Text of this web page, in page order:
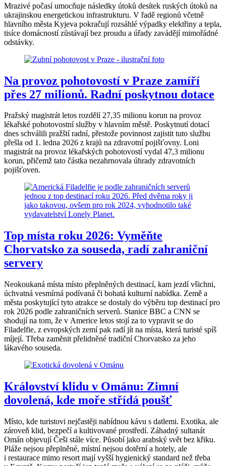
Mrazivé počasí umocňuje následky útoků desítek ruských útoků na
ukrajinskou energetickou infrastrukturu. V řadě regionů včetně
hlavního města Kyjeva pokračují rozsáhlé výpadky elektřiny a tepla,
tisíce domácností zůstávají bez proudu a úřady zavádějí mimořádné
odstávky.
Na provoz pohotovostí v Praze zamíří
přes 27 milionů. Radní poskytnou dotace
Pražský magistrát letos rozdělí 27,35 milionu korun na provoz
lékařské pohotovostní služby v hlavním městě. Poskytnutí dotací
dnes schválili pražští radní, přestože povinnost zajistit tuto službu
přešla od 1. ledna 2026 z krajů na zdravotní pojišťovny. Loni
magistrát na provoz lékařských pohotovostí vydal 47,3 milionu
korun, přičemž tato částka nezahrnovala úhrady zdravotních
pojišťoven.
Top místa roku 2026: Vyměňte
Chorvatsko za souseda, radí zahraniční
servery
Neokoukaná místa místo přeplněných destinací, kam jezdí všichni,
úchvatná vesmírná podívaná či bohatá kulturní nabídka. Země a
města poskytující tyto atrakce se dostaly do výběru top destinací pro
rok 2026 podle zahraničních serverů. Stanice BBC a CNN se
shodují na tom, že v Americe letos stojí za to vypravit se do
Filadelfie, z evropských zemí pak radí jít na místa, která turisté spíš
míjejí. Třeba zaměnit přelidněné tradiční Chorvatsko za jeho
lákavého souseda.
Království klidu v Ománu: Zimní
dovolená, kde moře střídá poušť
Místo, kde turistovi nejčastěji nabídnou kávu s datlemi. Exotika, ale
zároveň klid, bezpečí a kultivované prostředí. Záhadný sultanát
Omán objevují Češi stále více. Působí jako arabský svět bez křiku.
Pláže nejsou přeplněné, místní nejsou dotěrní a hotely, ale
i restaurace mimo resort mají vyšší hygienický standard než třeba